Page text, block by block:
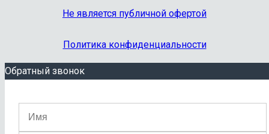
Не является публичной офертой
Политика конфиденциальности
Обратный звонок